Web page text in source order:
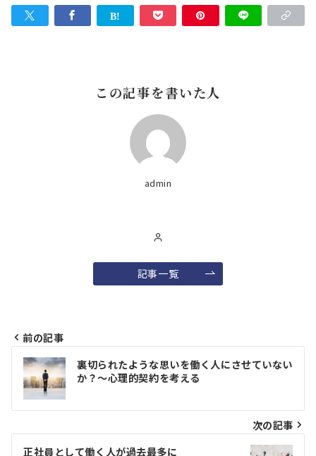
この記事を書いた人
admin
記事一覧
投
稿
ナ
ビ
前の記事
裏切られたような思いを働く人にさせていない
か？～心理的契約を考える
次の記事
正社員として働く人が過去最多に